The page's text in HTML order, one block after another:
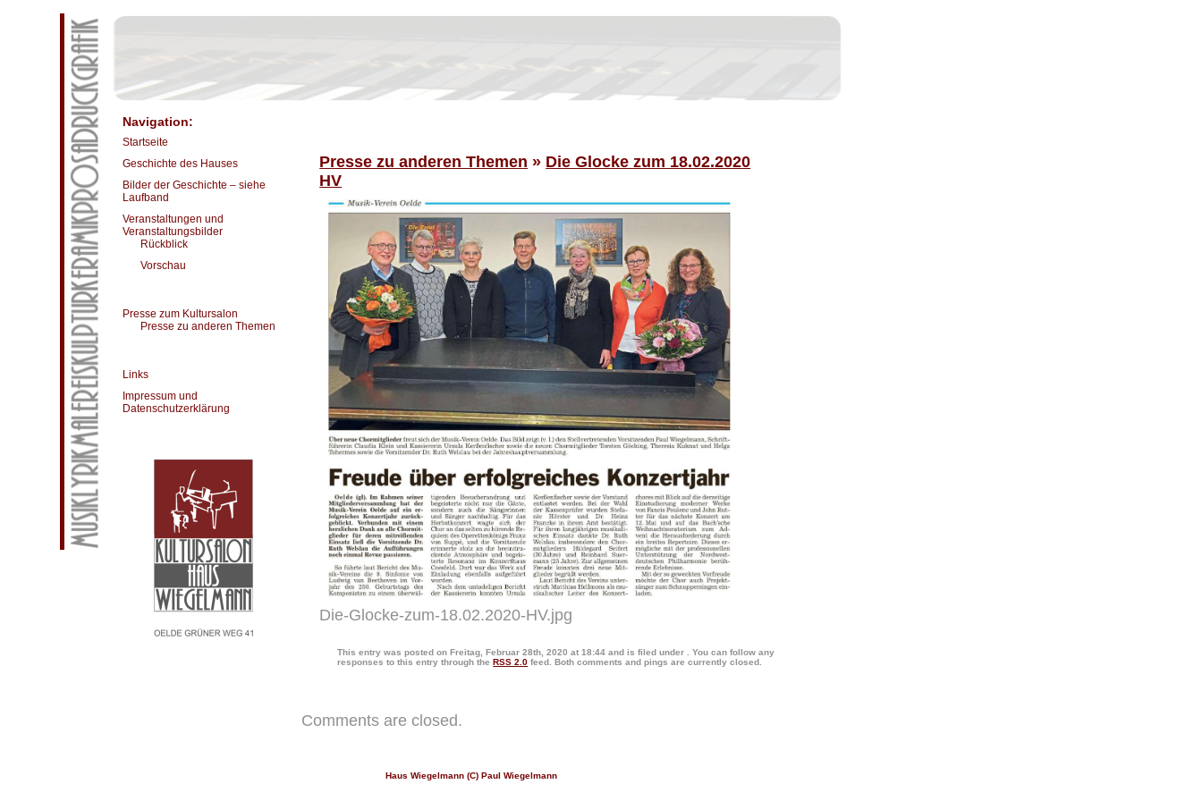
Presse zu anderen Themen » Die Glocke zum 18.02.2020
HV
Die-Glocke-zum-18.02.2020-HV.jpg
This entry was posted on Freitag, Februar 28th, 2020 at 18:44 and is filed under . You can follow any
responses to this entry through theRSS 2.0 feed. Both comments and pings are currently closed.
Comments are closed.
Navigation:
Startseite
Geschichte des Hauses
Bilder der Geschichte – siehe
Laufband
Veranstaltungen und
Veranstaltungsbilder
Rückblick
Vorschau
Presse zum Kultursalon
Presse zu anderen Themen
Links
Impressum und
Datenschutzerklärung
Haus Wiegelmann (C) Paul Wiegelmann